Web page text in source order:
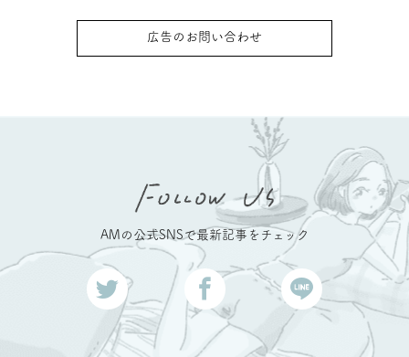
広告のお問い合わせ
AMの公式SNSで最新記事をチェック